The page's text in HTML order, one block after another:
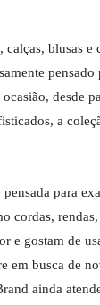
blusas e
desde
a
para
cordas,
e gostam de
em busca de
ainda